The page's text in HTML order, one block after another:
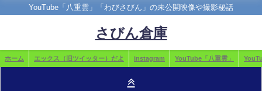
YouTube「八重雲」「わびさびん」の未公開映像や撮影秘話
さびん倉庫
ホーム エックス（旧ツイッター）だよ instagram YouTube「八重雲」